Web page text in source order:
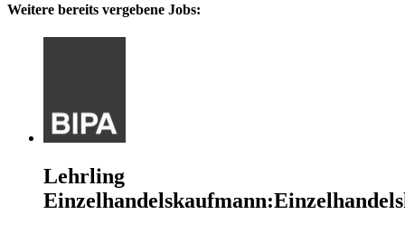
Weitere bereits vergebene Jobs:
Lehrling